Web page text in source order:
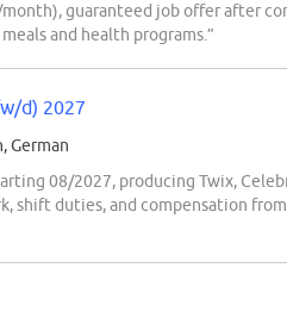
guaranteed job offer after
and health programs.”
d) 2027
German
08/2027, producing Twix,
shift duties, and compensation